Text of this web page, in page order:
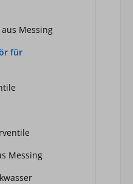
Messing
für
Messing